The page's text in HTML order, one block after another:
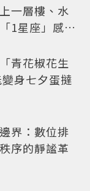
一層樓、水
1星座」感情
青花椒花生
身七夕蛋撻
界：數位排
序的靜謐革